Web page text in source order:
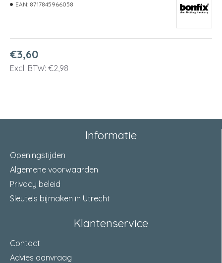
€3,60
Excl. BTW: €2,98
EAN: 8717845966058
Informatie
Openingstijden
Algemene voorwaarden
Privacy beleid
Sleutels bijmaken in Utrecht
Klantenservice
Contact
Advies aanvraag